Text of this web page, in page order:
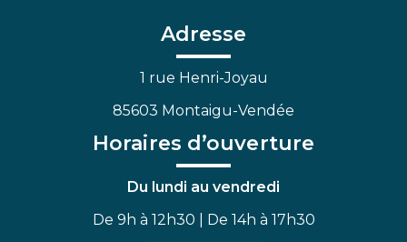
Facebook
Adresse
1 rue Henri-Joyau
85603 Montaigu-Vendée
Horaires d’ouverture
Du lundi au vendredi
De 9h à 12h30 | De 14h à 17h30